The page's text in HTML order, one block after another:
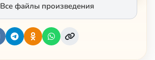
Все файлы произведения